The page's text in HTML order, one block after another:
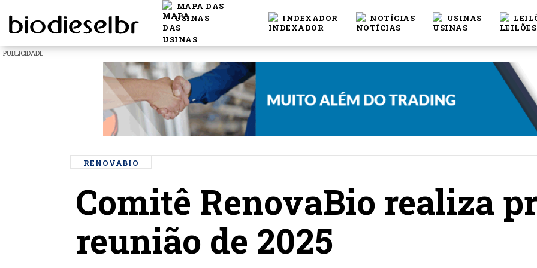
MAPA DAS
USINAS
INDEXADOR NOTÍCIAS USINAS
PUBLICIDADE
RENOVABIO
Comitê RenovaBio realiza
reunião de 2025